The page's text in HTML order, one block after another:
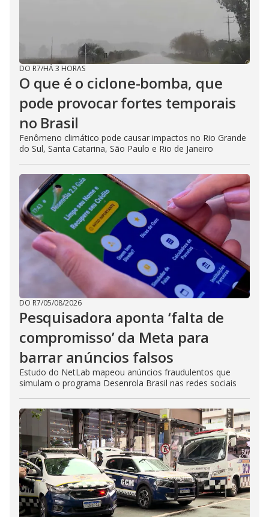
DO R7/HÁ 3 HORAS
O que é o ciclone-bomba, que
pode provocar fortes temporais
no Brasil
Fenômeno climático pode causar impactos no Rio Grande
do Sul, Santa Catarina, São Paulo e Rio de Janeiro
DO R7/05/08/2026
Pesquisadora aponta ‘falta de
compromisso’ da Meta para
barrar anúncios falsos
Estudo do NetLab mapeou anúncios fraudulentos que
simulam o programa Desenrola Brasil nas redes sociais